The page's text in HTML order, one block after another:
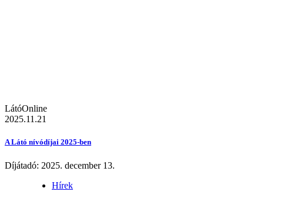
LátóOnline
2025.11.21
A Látó nívódíjai 2025-ben
Díjátadó: 2025. december 13.
Hírek